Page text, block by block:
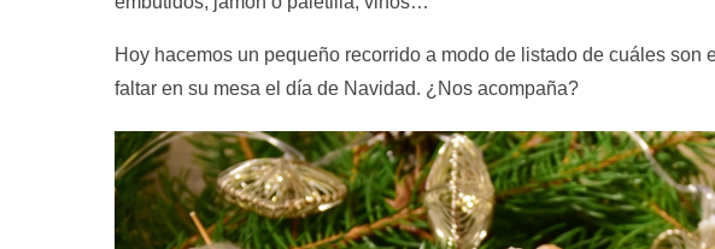
Hoy hacemos un pequeño recorrido a modo de listado de cuáles
faltar en su mesa el día de Navidad. ¿Nos acompaña?